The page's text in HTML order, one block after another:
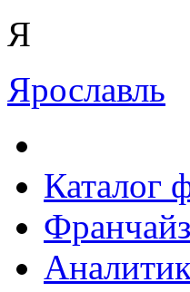
Я
Ярославль
Каталог